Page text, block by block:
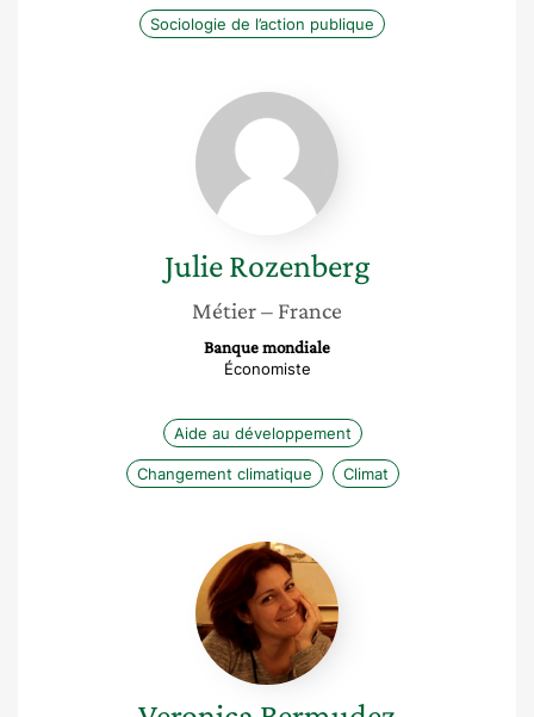
Sociologie de l’action publique
Julie
Rozenberg
Julie Rozenberg
Métier– France
Banque mondiale
Économiste
Aide au développement
Changement climatique Climat
Veronica
Bermudez